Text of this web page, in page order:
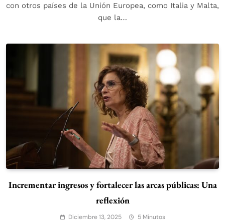
con otros países de la Unión Europea, como Italia y Malta,
que la…
Incrementar ingresos y fortalecer las arcas públicas: Una
reflexión
Diciembre 13, 2025 5 Minutos